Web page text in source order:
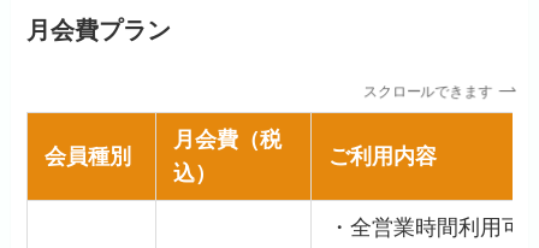
月会費プラン
スクロールできます
会員種別
月会費（税
込）
ご利用内容
・全営業時間利用可